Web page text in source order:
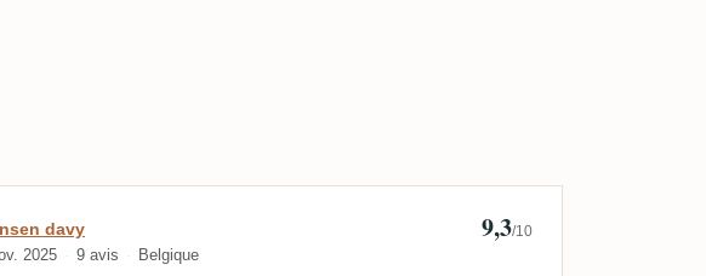
linsen davy
davy
2025 9 avis Belgique
9,3/10